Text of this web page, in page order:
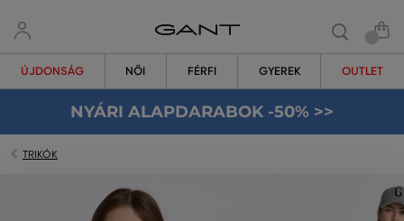
ÚJDONSÁG NŐI FÉRFI GYEREK OUTLET
NYÁRI ALAPDARABOK -50% >>
TRIKÓK